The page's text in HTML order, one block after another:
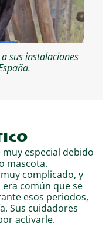
sus instalaciones
especial debido
mascota.
complicado, y
común que se
esos periodos,
Sus cuidadores
activarle.